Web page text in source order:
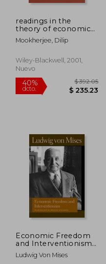
45%
dcto.
$ 39.49
readings in the
theory of economic
development:
perspectives in
social theory (en
Inglés)
Mookherjee, Dilip
Wiley-Blackwell, 2001,
Nuevo
Economic Freedom
and Interventionism:
An Anthology of
Articles and Essays
Ludwig Von Mises